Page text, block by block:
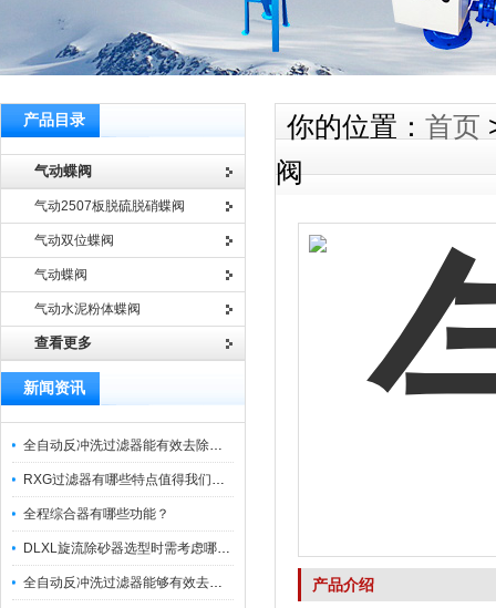
产品目录
气动蝶阀
气动2507板脱硫脱硝蝶阀
气动双位蝶阀
气动蝶阀
气动水泥粉体蝶阀
查看更多
新闻资讯
全自动反冲洗过滤器能有效去除过滤介质上的杂质
RXG过滤器有哪些特点值得我们选择？
全程综合器有哪些功能？
DLXL旋流除砂器选型时需考虑哪些因素？
全自动反冲洗过滤器能够有效去除不同粒径的固体杂
你的位置： 首页
阀
产品介绍